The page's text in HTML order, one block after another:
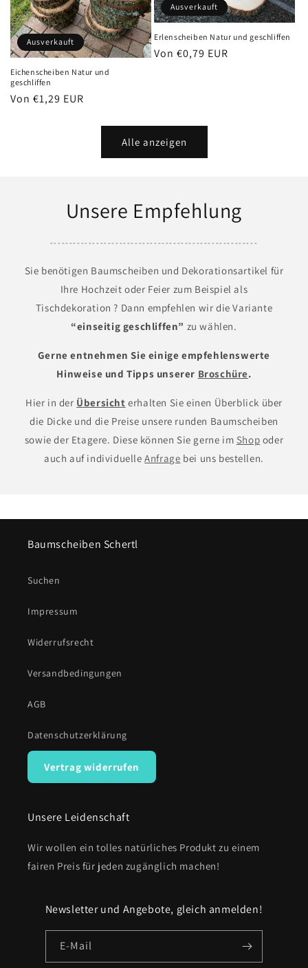
Ausverkauft
Eichenscheiben Natur und
geschliffen
Normaler
Von €1,29 EUR
Ausverkauft
Erlenscheiben Natur und geschliffen
Normaler
Von €0,79 EUR
Alle anzeigen
Unsere Empfehlung
------------------------------------------------------
Sie benötigen Baumscheiben und Dekorationsartikel für
Ihre Hochzeit oder Feier zum Beispiel als
Tischdekoration ? Dann empfehlen wir die Variante
“einseitig geschliffen” zu wählen.
Gerne entnehmen Sie einige empfehlenswerte
Hinweise und Tipps unserer Broschüre.
Hier in der Übersicht erhalten Sie einen Überblick über
die Dicke und die Preise unsere runden Baumscheiben
sowie der Etagere. Diese können Sie gerne im Shop oder
auch auf individuelleAnfrage bei uns bestellen.
Baumscheiben Schertl
Suchen
Impressum
Widerrufsrecht
Versandbedingungen
AGB
Datenschutzerklärung
Vertrag widerrufen
Unsere Leidenschaft
Wir wollen ein tolles natürliches Produkt zu einem
fairen Preis für jeden zugänglich machen!
Newsletter und Angebote, gleich anmelden!
E-Mail